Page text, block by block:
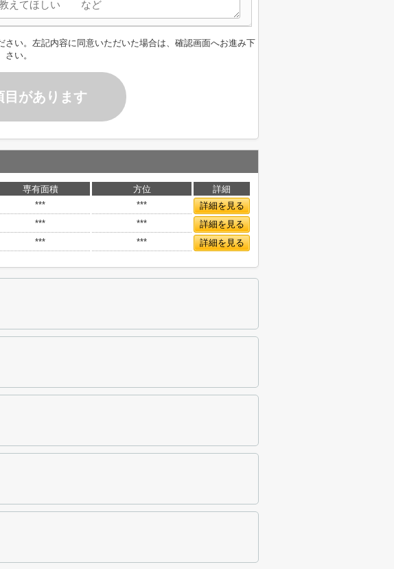
さい。左記内容に同意いただいた場合は、確認画面へお進み下
さい。
目があります
専有面積 方位
詳細
*** ***
詳細を見る
*** ***
詳細を見る
*** *** 詳細を見る